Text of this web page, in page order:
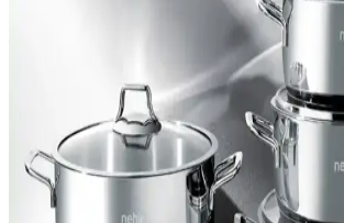
Dayanıklı ve Kullanışlı Tasarım
Gönen Çelik'in paslanmaz çelik mangal şişi,
döndürme mekanizmasıyla eşit pişirme sağlar,
ömürlü kullanım sunar. Müşteri memnuniyeti
kaliteli bir mangal aksesuarıdır.
Boz Concept Home Yapışkanlı
Rafı: Şık, Dayanıklı ve Çok Amaçlı